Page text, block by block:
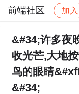
前端社区 加入
社区 前端社区
&#34;许多夜
收光芒,大地
鸟的眼睛
&#34;